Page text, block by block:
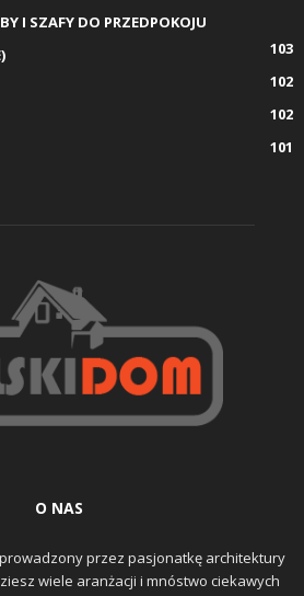
I SZAFY DO PRZEDPOKOJU
103
102
102
101
O NAS
przez pasjonatkę architektury
wiele aranżacji i mnóstwo ciekawych